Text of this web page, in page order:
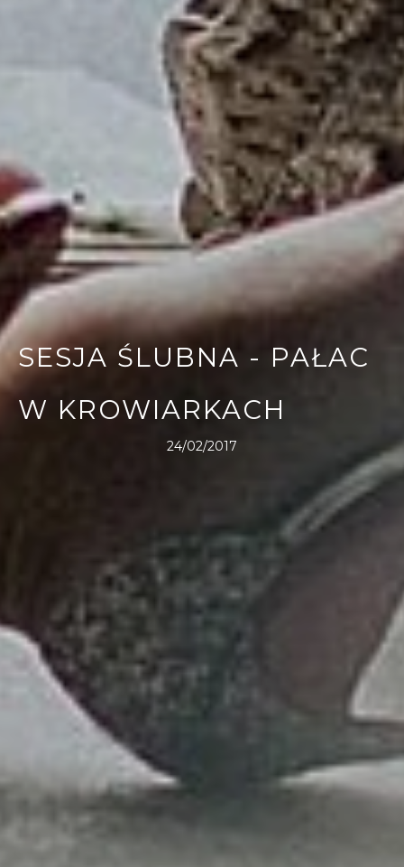
SESJA ŚLUBNA - PAŁAC
W KROWIARKACH
24/02/2017